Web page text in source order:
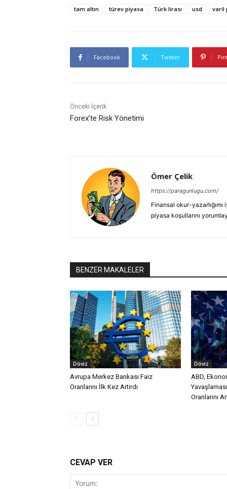
tam altın
türev piyasa Türk lirası usd varil
Facebook Twitter
Önceki İçerik
Forex’te Risk Yönetimi
Ömer Çelik
https://paragunlugu.com/
Finansal okur-yazarlığımı
piyasa koşullarını
BENZER MAKALELER
Döviz
Avrupa Merkez Bankası Faiz
Oranlarını İlk Kez Artırdı
Döviz
ABD,
Oranlarını
CEVAP VER